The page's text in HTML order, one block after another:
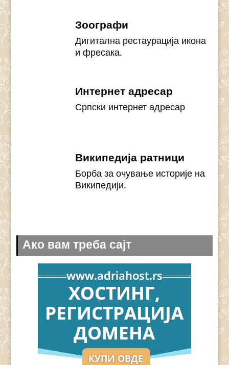
Зоографи
Дигитална рестаурација икона
и фресака.
Интернет адресар
Српски интернет адресар
Википедија ратници
Борба за очување историје на
Википедији.
Ако вам треба сајт